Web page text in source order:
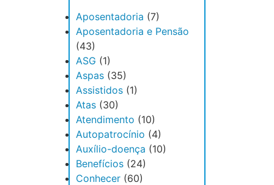
Aposentadoria (7)
Aposentadoria e Pensão
(43)
ASG (1)
Aspas (35)
Assistidos (1)
Atas (30)
Atendimento (10)
Autopatrocínio (4)
Auxílio-doença (10)
Benefícios (24)
Conhecer (60)